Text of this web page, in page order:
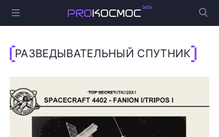
РАЗВЕДЫВАТЕЛЬНЫЙ СПУТНИК